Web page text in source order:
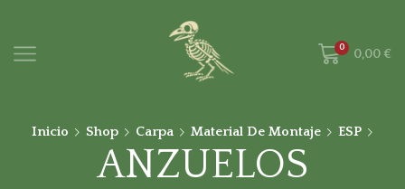
0 0,00 €
Inicio Shop Carpa Material De Montaje ESP
ANZUELOS